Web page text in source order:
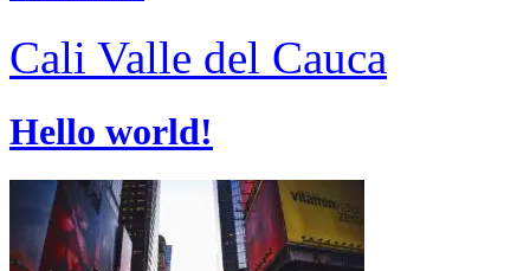
Cali Valle del Cauca
Hello world!